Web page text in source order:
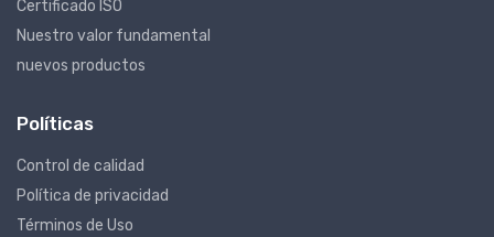
Certificado ISO
Nuestro valor fundamental
nuevos productos
Políticas
Control de calidad
Política de privacidad
Términos de Uso